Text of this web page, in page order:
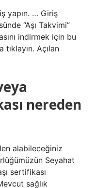
yapın. … Giriş
“Aşı Takvimi”
indirmek için bu
tıklayın. Açılan
nereden
alabileceğiniz
Seyahat
sertifikası
sağlık